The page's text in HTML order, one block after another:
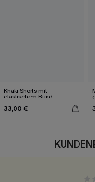
Khaki Shorts mit
elastischem Bund
33,00 €